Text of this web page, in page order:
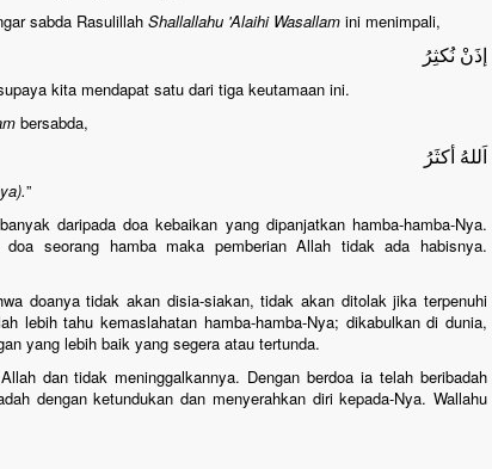
sabda Rasulillah Shallallahu 'Alaihi Wasallam ini menimpali,
إذَنْ نُكثِرُ
kita mendapat satu dari tiga keutamaan ini.
bersabda,
اَللهُ أكثَرُ
”
daripada doa kebaikan yang dipanjatkan hamba-hamba-Nya.
doa seorang hamba maka pemberian Allah tidak ada habisnya.
doanya tidak akan disia-siakan, tidak akan ditolak jika terpenuhi
lebih tahu kemaslahatan hamba-hamba-Nya; dikabulkan di dunia,
yang lebih baik yang segera atau tertunda.
dan tidak meninggalkannya. Dengan berdoa ia telah beribadah
dengan ketundukan dan menyerahkan diri kepada-Nya. Wallahu